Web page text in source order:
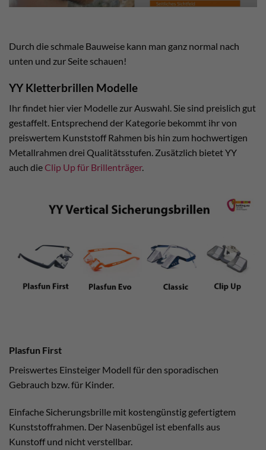
Durch die schmale Bauweise kann man ganz normal nach
unten und zur Seite schauen!
YY Kletterbrillen Modelle
Ihr findet hier vier Modelle zur Auswahl. Sie sind preislich gut
gestaffelt. Entsprechend der Kategorie bekommt ihr von
preiswertem Kunststoff Rahmen bis hin zum hochwertigen
Metallrahmen drei Qualitätsstufen. Zusätzlich bietet YY
auch dieClip Up für Brillenträger.
Plasfun First
Preiswertes Einsteiger Modell für den sporadischen
Gebrauch bzw. für Kinder.
Einfache Sicherungsbrille mit kostengünstig gefertigtem
Kunststoffrahmen. Der Nasenbügel ist ebenfalls aus
Kunstoff und nicht verstellbar.